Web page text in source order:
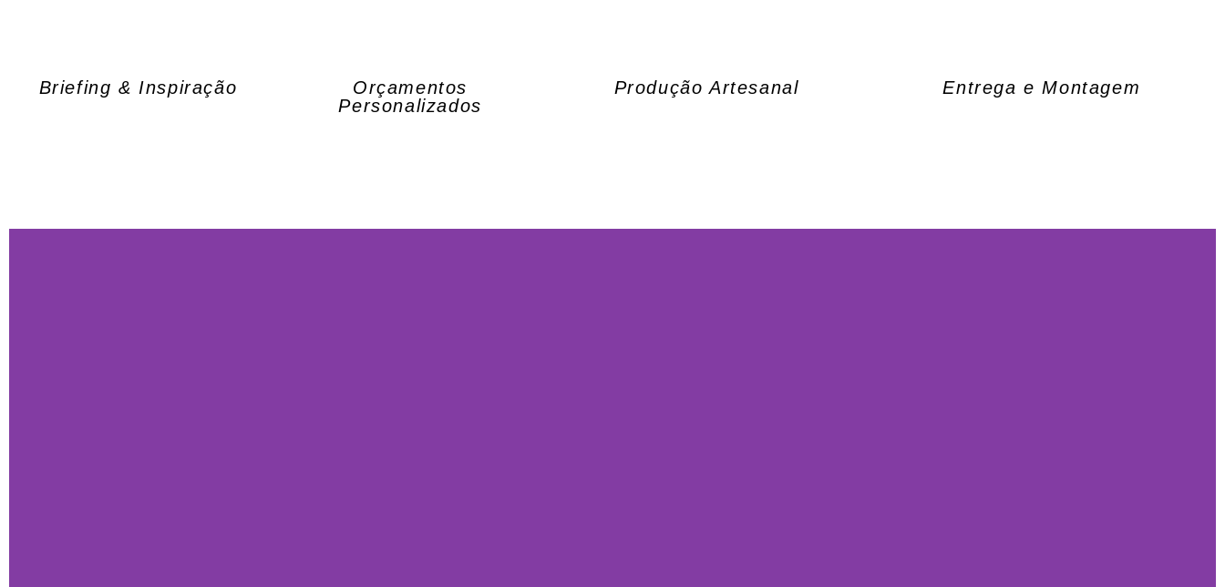
Briefing & Inspiração
Orçamentos
Personalizados
Produção Artesanal Entrega e Montagem